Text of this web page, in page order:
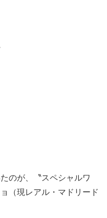
のが、〝スペシャルワ
（現レアル・マドリード